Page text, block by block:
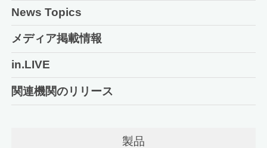
News Topics
メディア掲載情報
in.LIVE
関連機関のリリース
製品